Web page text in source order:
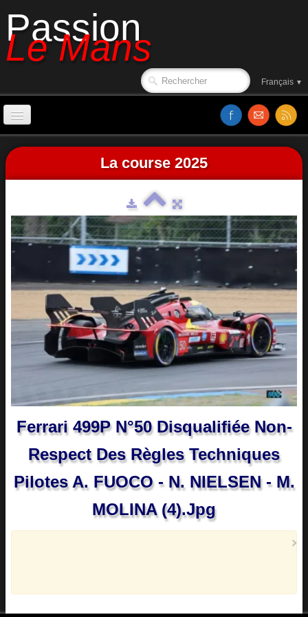
Passion
Le Mans
Français ▼
Accueil
Le circuit en 1988
Classements
Sorties de piste
La course 2025
Ferrari 499P N°50 Disqualifiée Non-
Respect Des Règles Techniques
Pilotes A. FUOCO - N. NIELSEN - M.
MOLINA (4).jpg
×